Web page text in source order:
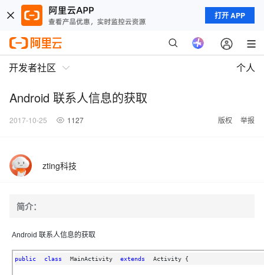
打开 APP
开发者社区 个人
Android 联系人信息的获取
2017-10-25 1127 版权 举报
zting科技
简介：
Android 联系人信息的获取
public class MainActivity extends Activity {